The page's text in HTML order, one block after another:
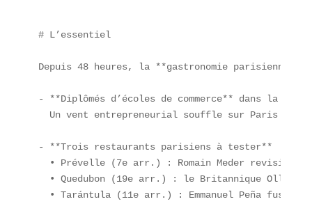
# L’essentiel
Depuis 48 heures, la **gastronomie parisienne**
- **Diplômés d’écoles de commerce** dans la
Un vent entrepreneurial souffle sur Paris :
- **Trois restaurants parisiens à tester**
• Prévelle (7e arr.) : Romain Meder revisite
• Quedubon (19e arr.) : le Britannique Ollie
• Tarántula (11e arr.) : Emmanuel Peña